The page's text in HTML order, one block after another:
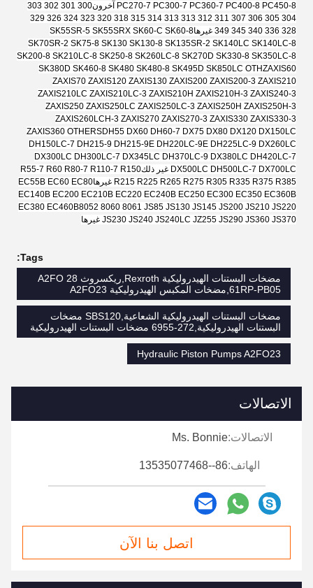
PC270-7 PC300-7 PC360-7 PC400-8 PC450-8 آخرون
300 301 302 303
304 305 306 307 311 312 313 313 314 315 318 320 323 324 326 329
328 336 340 345 349 غيرها
SK55SR-5 SK55SRX SK60-C SK60-8
SK70SR-2 SK75-8 SK130 SK130-8 SK135SR-2 SK140LC SK140LC-8
SK200-8 SK210LC-8 SK250-8 SK260LC-8 SK270D SK330-8 SK350LC-8
SK380D SK460-8 SK480 SK480-8 SK495D SK850LC OTHZAXIS60
ZAXIS70 ZAXIS120 ZAXIS130 ZAXIS200 ZAXIS200-3 ZAXIS210
ZAXIS210LC ZAXIS210LC-3 ZAXIS210H ZAXIS210H-3 ZAXIS240-3
ZAXIS250 ZAXIS250LC ZAXIS250LC-3 ZAXIS250H ZAXIS250H-3
ZAXIS260LCH-3 ZAXIS270 ZAXIS270-3 ZAXIS330 ZAXIS330-3
ZAXIS360 OTHERSDH55 DX60 DH60-7 DX75 DX80 DX120 DX150LC
DH150LC-7 DH215-9 DH215-9E DH220LC-9E DH225LC-9 DX260LC
DX300LC DH300LC-7 DX345LC DH370LC-9 DX380LC DH420LC-7
DX500LC DH500LC-7 DX700LC غير ذلك
R55-7 R60 R80-7 R110-7 R150
R215 R225 R265 R275 R305 R335 R375 R385 غيرها
EC55B EC60 EC80
EC140B EC200 EC210B EC220 EC240B EC250 EC300 EC350 EC360B
EC380 EC460B8052 8060 8061 JS85 JS130 JS145 JS200 JS210 JS220
JS230 JS240 JS240LC JZ255 JS290 JS360 JS370 غيرها
Tags:
مضخات البستنات الهيدروليكية Rexroth,ريكسروث A2FO 28
61RP-PB05,مضخات المكبس الهيدروليكية A2FO23
مضخات البستنات الهيدروليكية الشعاعية,SBS120 مضخات
البستنات الهيدروليكية,272-6955 مضخات البستنات الهيدروليكية
Hydraulic Piston Pumps A2FO23
الاتصالات
الاتصالات:Ms. Bonnie
الهاتف:86--13535077468
اتصل بنا الآن